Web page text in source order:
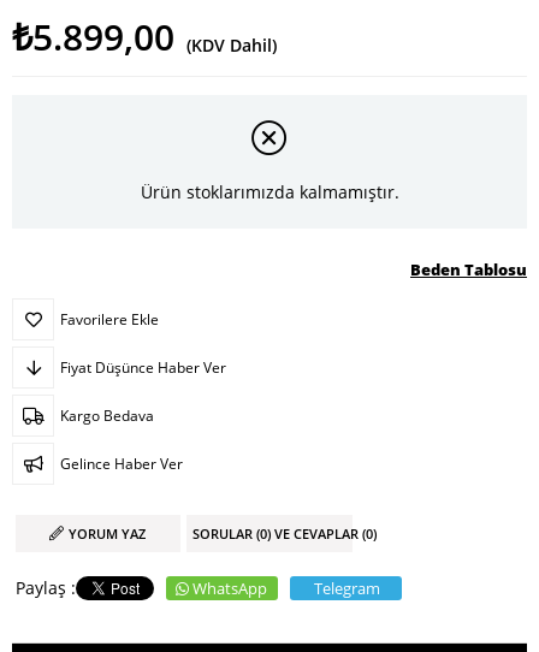
₺5.899,00 (KDV Dahil)
Ürün stoklarımızda kalmamıştır.
Beden Tablosu
Favorilere Ekle
Fiyat Düşünce Haber Ver
Kargo Bedava
Gelince Haber Ver
YORUM YAZ SORULAR (0) VE CEVAPLAR (0)
WhatsApp Telegram